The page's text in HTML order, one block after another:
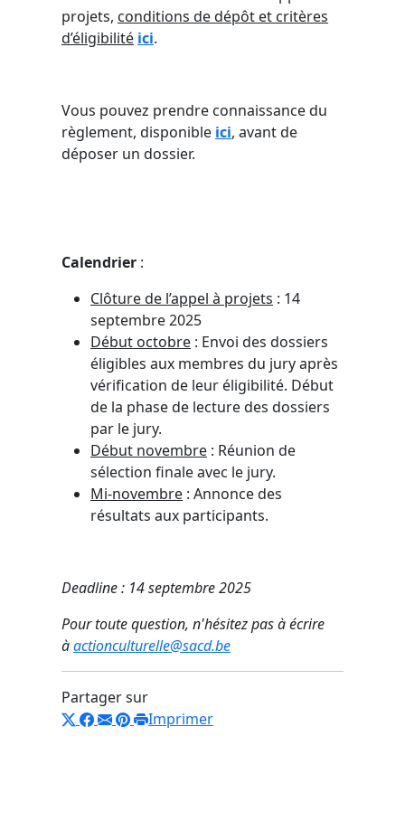
projets, conditions de dépôt et critères
d’éligibilité ici.
Vous pouvez prendre connaissance du
règlement, disponible ici, avant de
déposer un dossier.
Calendrier :
Clôture de l’appel à projets : 14
septembre 2025
Début octobre : Envoi des dossiers
éligibles aux membres du jury après
vérification de leur éligibilité. Début
de la phase de lecture des dossiers
par le jury.
Début novembre : Réunion de
sélection finale avec le jury.
Mi-novembre : Annonce des
résultats aux participants.
Deadline : 14 septembre 2025
Pour toute question, n'hésitez pas à écrire
àactionculturelle@sacd.be
Partager sur
Imprimer